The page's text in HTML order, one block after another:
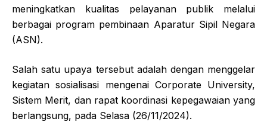
meningkatkan kualitas pelayanan publik melalui
berbagai program pembinaan Aparatur Sipil Negara
(ASN).
Salah satu upaya tersebut adalah dengan menggelar
kegiatan sosialisasi mengenai Corporate University,
Sistem Merit, dan rapat koordinasi kepegawaian yang
berlangsung, pada Selasa (26/11/2024).